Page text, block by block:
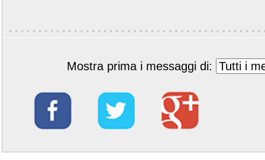
Mostra prima i messaggi di: